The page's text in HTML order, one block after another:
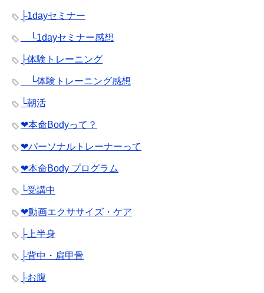
├1dayセミナー
└1dayセミナー感想
├体験トレーニング
└体験トレーニング感想
└朝活
❤︎本命Bodyって？
❤︎パーソナルトレーナーって
❤︎本命Body プログラム
└受講中
❤︎動画エクササイズ・ケア
├上半身
├背中・肩甲骨
├お腹